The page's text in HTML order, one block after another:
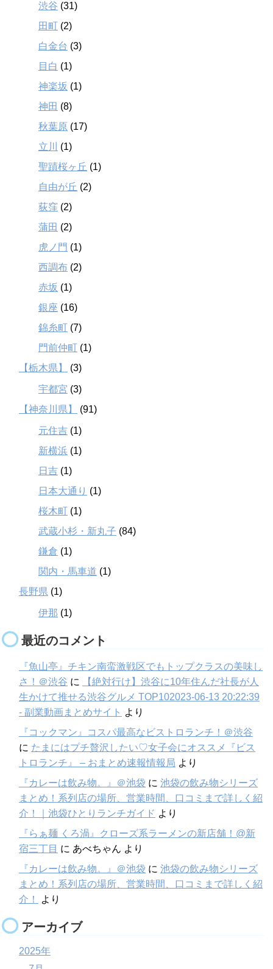
渋谷 (31)
田町 (2)
白金台 (3)
目白 (1)
神楽坂 (1)
神田 (8)
秋葉原 (17)
立川
(1)
聖蹟桜ヶ丘 (1)
自由が丘 (2)
荻窪 (2)
蒲田 (2)
虎ノ門 (1)
西調布 (2)
赤坂 (1)
銀座 (16)
錦糸町 (7)
門前仲町 (1)
【栃木県】
(3)
宇都宮 (3)
【神奈川県】
(91)
元住吉 (1)
新横浜 (1)
日吉 (1)
日本大通り (1)
桜木町 (1)
武蔵小杉・新丸子 (84)
鎌倉 (1)
関内・馬車道 (1)
長野県 (1)
伊那 (1)
最近のコメント
『魚山亭』チキン南蛮激戦区でもトップクラスの美味し
さ！＠渋谷 に
【絶対行け】渋谷に10年住んだ社長が人
生かけて推せる渋谷グルメ TOP102023-06-13 20:22:39
- 副業動画まとめサイト より
『コックマン』コスパ最高なビストロランチ！＠渋谷
に たまにはプチ贅沢したい♡女子会にオススメ『ビス
トロランチ』 – おまとめ速報情報局 より
『カレーは飲み物。』＠池袋 に 池袋の飲み物シリーズ
まとめ！系列店の場所、営業時間、口コミまで詳しく紹
介！｜池袋ひとりランチガイド より
『らぁ麺 くろ渦』クローズ系ラーメンの新店舗！@新
宿三丁目 に あべちゃん より
『カレーは飲み物。』＠池袋 に 池袋の飲み物シリーズ
まとめ！系列店の場所、営業時間、口コミまで詳しく紹
介！
より
アーカイブ
2025年